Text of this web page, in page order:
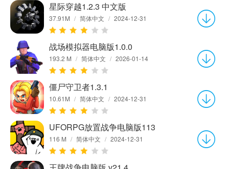
星际穿越1.2.3 中文版
37.91M / 简体中文 / 2024-12-31
战场模拟器电脑版1.0.0
193.2 M / 简体中文 / 2026-01-14
僵尸守卫者1.3.1
10.61M / 简体中文 / 2024-12-31
UFORPG放置战争电脑版113
116 M / 简体中文 / 2024-12-31